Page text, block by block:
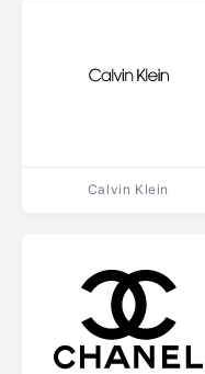
Calvin Klein